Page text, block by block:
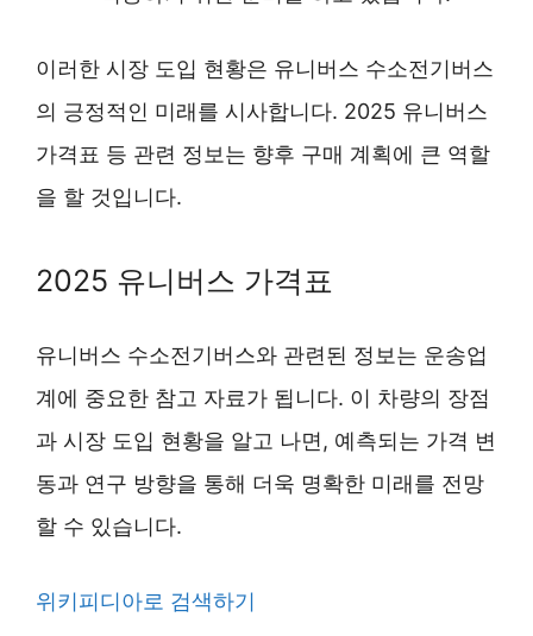
이러한 시장 도입 현황은 유니버스 수소전기버스
의 긍정적인 미래를 시사합니다. 2025 유니버스
가격표 등 관련 정보는 향후 구매 계획에 큰 역할
을 할 것입니다.
2025 유니버스 가격표
유니버스 수소전기버스와 관련된 정보는 운송업
계에 중요한 참고 자료가 됩니다. 이 차량의 장점
과 시장 도입 현황을 알고 나면, 예측되는 가격 변
동과 연구 방향을 통해 더욱 명확한 미래를 전망
할 수 있습니다.
위키피디아로 검색하기